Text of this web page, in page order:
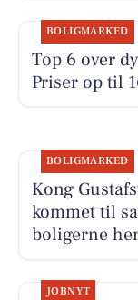
BOLIGMARKED
Top 6 over
Priser op til
BOLIGMARKED
Kong
kommet til
boligerne
JOBNYT